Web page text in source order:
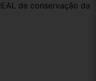
de conservação da